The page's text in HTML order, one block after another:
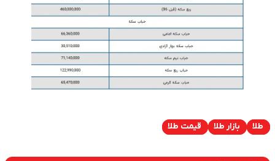
طلا بازار طلا قیمت طلا